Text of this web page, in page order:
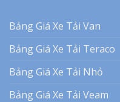
Bảng Giá Xe Tải Van
Bảng Giá Xe Tải Teraco
Bảng Giá Xe Tải Nhỏ
Bảng Giá Xe Tải Veam